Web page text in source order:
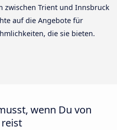
zwischen Trient und Innsbruck
auf die Angebote für
die sie bieten.
wenn Du von